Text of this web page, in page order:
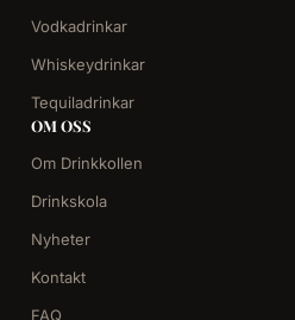
Vodkadrinkar
Whiskeydrinkar
Tequiladrinkar
OM OSS
Om Drinkkollen
Drinkskola
Nyheter
Kontakt
FAQ